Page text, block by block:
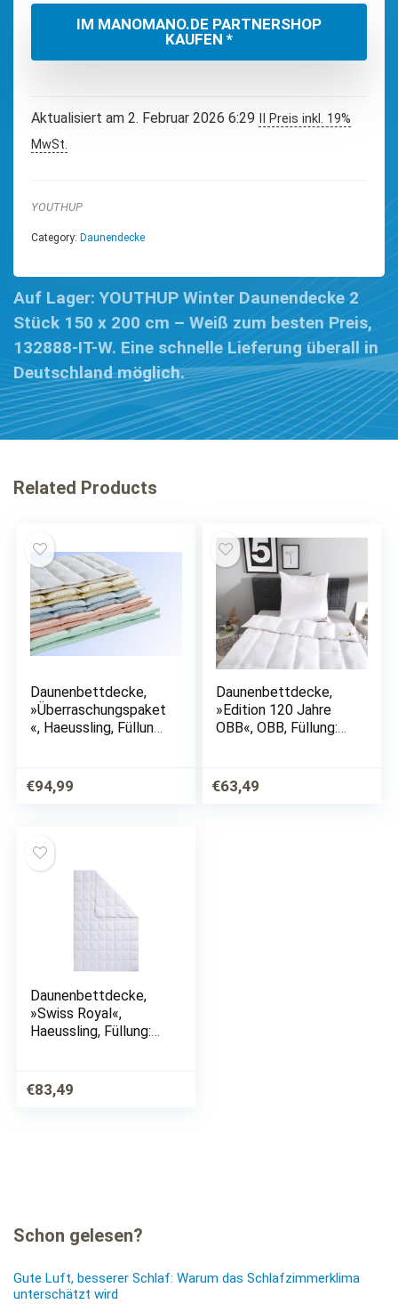
IM MANOMANO.DE PARTNERSHOP
KAUFEN *
Aktualisiert am 2. Februar 2026 6:29 II Preis inkl. 19%
MwSt.
YOUTHUP
Category: Daunendecke
Auf Lager: YOUTHUP Winter Daunendecke 2
Stück 150 x 200 cm – Weiß zum besten Preis,
132888-IT-W. Eine schnelle Lieferung überall in
Deutschland möglich.
Related Products
Daunenbettdecke,
»Überraschungspaket
«, Haeussling, Füllung:
Baumwolle
€94,99
Daunenbettdecke,
»Edition 120 Jahre
OBB«, OBB, Füllung:
Baumwolle,
Daunendecke
€63,49
Daunenbettdecke,
»Swiss Royal«,
Haeussling, Füllung:
Baumwolle, Optimale
Wärmespeicherung
€83,49
Schon gelesen?
Gute Luft, besserer Schlaf: Warum das Schlafzimmerklima
unterschätzt wird